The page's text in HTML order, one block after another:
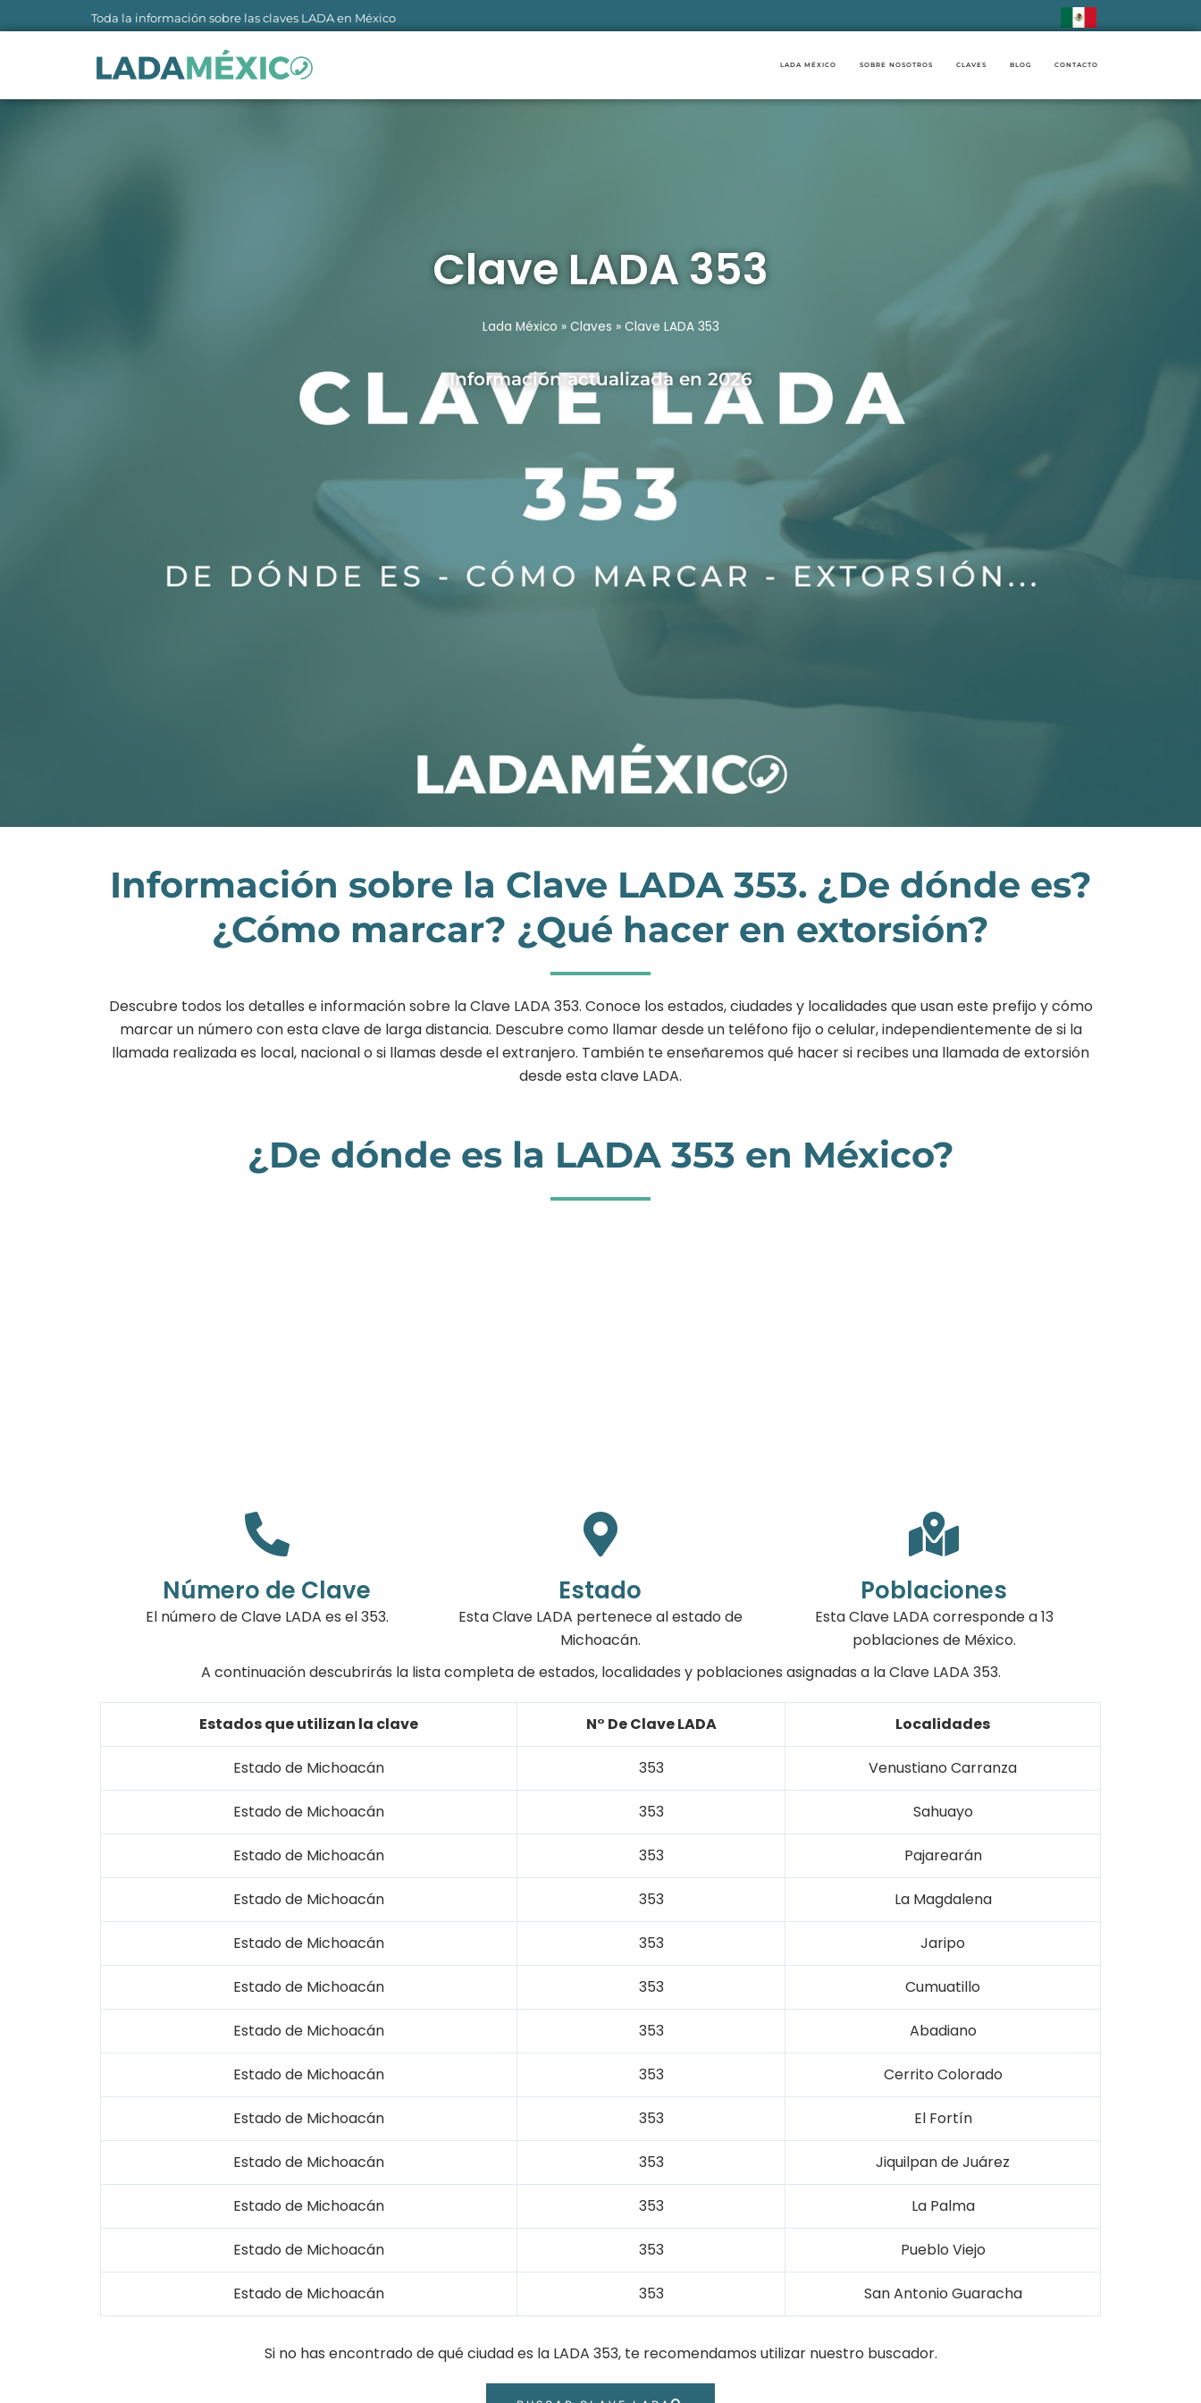
al
Toda la información sobre las claves LADA en México
LADA MÉXICO SOBRE NOSOTROS CLAVES BLOG CONTACTO
Clave LADA 353
Lada México » Claves » Clave LADA 353
Información actualizada en 2026
Información sobre la Clave LADA 353. ¿De dónde es?
¿Cómo marcar? ¿Qué hacer en extorsión?
Descubre todos los detalles e información sobre la Clave LADA 353. Conoce los estados, ciudades y localidades que usan este prefijo y cómo
marcar un número con esta clave de larga distancia. Descubre como llamar desde un teléfono fijo o celular, independientemente de si la
llamada realizada es local, nacional o si llamas desde el extranjero. También te enseñaremos qué hacer si recibes una llamada de extorsión
desde esta clave LADA.
¿De dónde es la LADA 353 en México?
Número de Clave
El número de Clave LADA es el 353.
Estado
Esta Clave LADA pertenece al estado de
Michoacán.
Poblaciones
Esta Clave LADA corresponde a 13
poblaciones de México.
A continuación descubrirás la lista completa de estados, localidades y poblaciones asignadas a la Clave LADA 353.
Estados que utilizan la clave N° De Clave LADA Localidades
Estado de Michoacán 353 Venustiano Carranza
Estado de Michoacán 353 Sahuayo
Estado de Michoacán 353 Pajarearán
Estado de Michoacán 353 La Magdalena
Estado de Michoacán 353 Jaripo
Estado de Michoacán 353 Cumuatillo
Estado de Michoacán 353 Abadiano
Estado de Michoacán 353 Cerrito Colorado
Estado de Michoacán 353 El Fortín
Estado de Michoacán 353 Jiquilpan de Juárez
Estado de Michoacán 353 La Palma
Estado de Michoacán 353 Pueblo Viejo
Estado de Michoacán 353 San Antonio Guaracha
Si no has encontrado de qué ciudad es la LADA 353, te recomendamos utilizar nuestro buscador.